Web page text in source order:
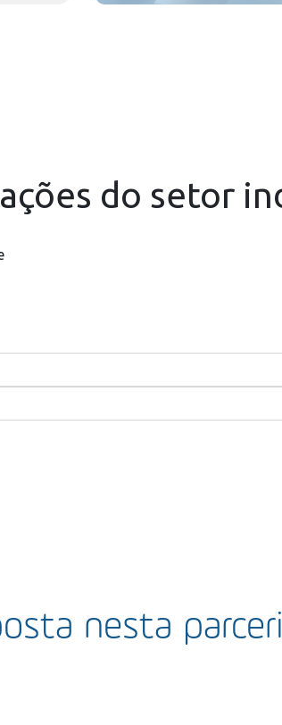
do setor
nesta